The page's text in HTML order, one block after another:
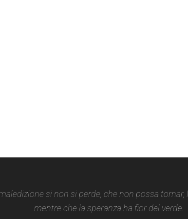
si non si perde, che non possa tornar,
mentre che la speranza ha fior del verde.